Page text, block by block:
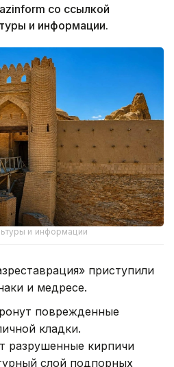
со ссылкой
и информации.
и информации
приступили
и медресе.
поврежденные
кладки.
разрушенные кирпичи
слой подпорных